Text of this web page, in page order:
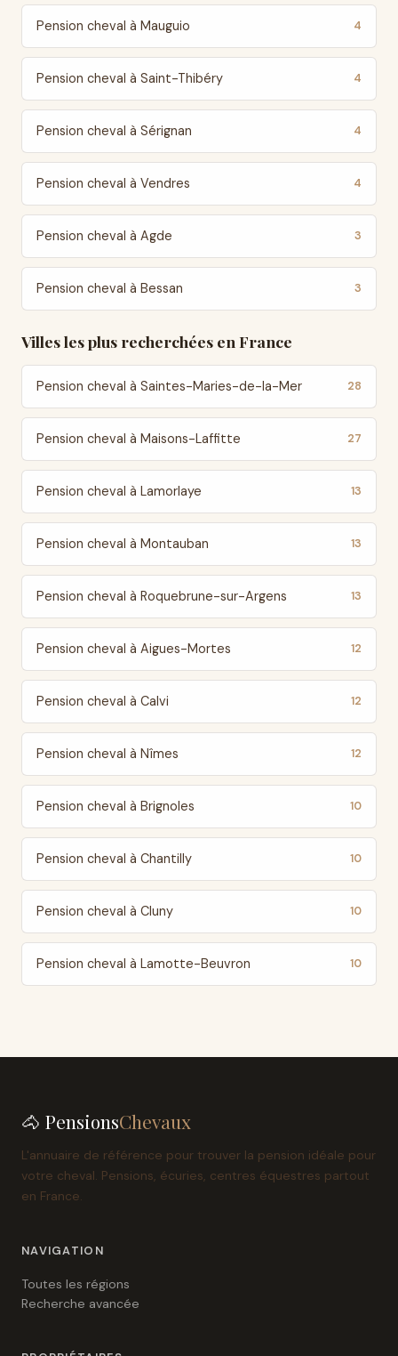
Pension cheval à Mauguio 4
Pension cheval à Saint-Thibéry 4
Pension cheval à Sérignan 4
Pension cheval à Vendres 4
Pension cheval à Agde 3
Pension cheval à Bessan 3
Villes les plus recherchées en France
Pension cheval à Saintes-Maries-de-la-Mer 28
Pension cheval à Maisons-Laffitte 27
Pension cheval à Lamorlaye 13
Pension cheval à Montauban 13
Pension cheval à Roquebrune-sur-Argens 13
Pension cheval à Aigues-Mortes 12
Pension cheval à Calvi 12
Pension cheval à Nîmes 12
Pension cheval à Brignoles 10
Pension cheval à Chantilly 10
Pension cheval à Cluny 10
Pension cheval à Lamotte-Beuvron 10
🐴 PensionsChevaux
L'annuaire de référence pour trouver la pension idéale pour
votre cheval. Pensions, écuries, centres équestres partout
en France.
NAVIGATION
Toutes les régions
Recherche avancée